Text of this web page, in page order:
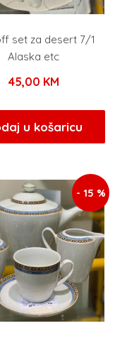
set za desert 7/1
Alaska etc
45,00 KM
u košaricu
- 15 %